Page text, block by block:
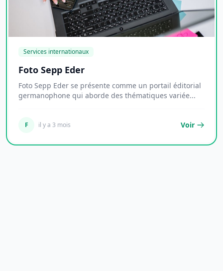
Services internationaux
Foto Sepp Eder
Foto Sepp Eder se présente comme un portail éditorial
germanophone qui aborde des thématiques variée...
F il y a 3 mois Voir